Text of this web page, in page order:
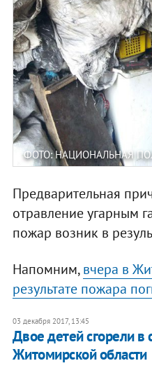
ФОТО: НАЦИОНАЛЬНАЯ
Предварительная
отравление угарным
пожар возник в
Напомним,вчера в
результате пожара
03 декабря 2017, 13:45
Двое детей сгорели в
Житомирской области